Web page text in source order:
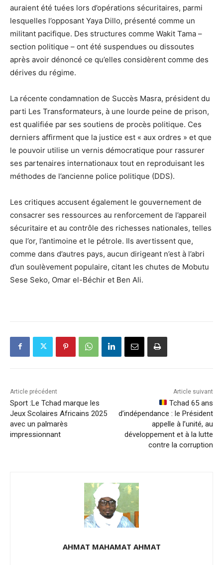
auraient été tuées lors d’opérations sécuritaires, parmi
lesquelles l’opposant Yaya Dillo, présenté comme un
militant pacifique. Des structures comme Wakit Tama –
section politique – ont été suspendues ou dissoutes
après avoir dénoncé ce qu’elles considèrent comme des
dérives du régime.
La récente condamnation de Succès Masra, président du
parti Les Transformateurs, à une lourde peine de prison,
est qualifiée par ses soutiens de procès politique. Ces
derniers affirment que la justice est « aux ordres » et que
le pouvoir utilise un vernis démocratique pour rassurer
ses partenaires internationaux tout en reproduisant les
méthodes de l’ancienne police politique (DDS).
Les critiques accusent également le gouvernement de
consacrer ses ressources au renforcement de l’appareil
sécuritaire et au contrôle des richesses nationales, telles
que l’or, l’antimoine et le pétrole. Ils avertissent que,
comme dans d’autres pays, aucun dirigeant n’est à l’abri
d’un soulèvement populaire, citant les chutes de Mobutu
Sese Seko, Omar el-Béchir et Ben Ali.
Article précédent
Sport :Le Tchad marque les
Jeux Scolaires Africains 2025
avec un palmarès
impressionnant
Article suivant
Tchad 65 ans
d’indépendance : le Président
appelle à l’unité, au
développement et à la lutte
contre la corruption
AHMAT MAHAMAT AHMAT